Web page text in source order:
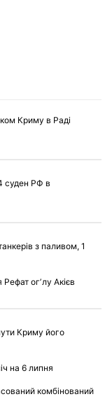
Криму в Раді
суден РФ в
з паливом, 1
огʼлу Акієв
Криму його
на 6 липня
комбінований